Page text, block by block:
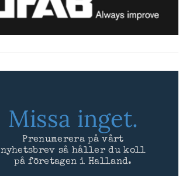
Missa inget.
Prenumerera på vårt
nyhetsbrev så håller du koll
på företagen i Halland.